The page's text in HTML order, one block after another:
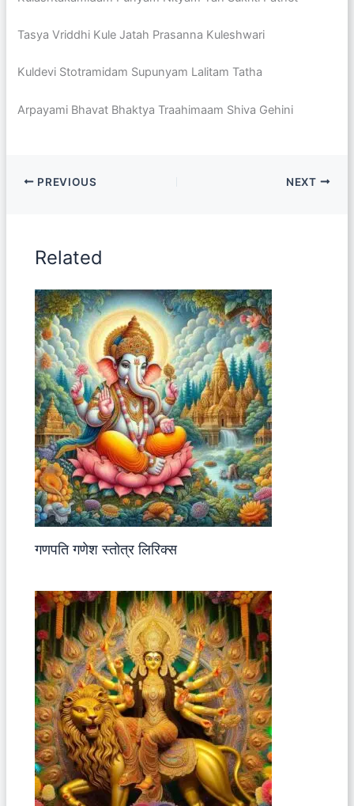
Tasya Vriddhi Kule Jatah Prasanna Kuleshwari
Kuldevi Stotramidam Supunyam Lalitam Tatha
Arpayami Bhavat Bhaktya Traahimaam Shiva Gehini
PREVIOUS NEXT
Related
गणपति गणेश स्तोत्र लिरिक्स